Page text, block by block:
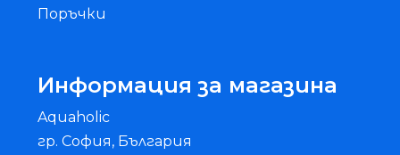
Поръчки
Информация за магазина
Aquaholic
гр. София, България